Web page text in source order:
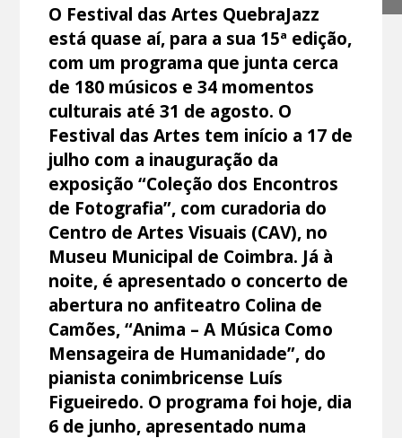
O Festival das Artes QuebraJazz
está quase aí, para a sua 15ª edição,
com um programa que junta cerca
de 180 músicos e 34 momentos
culturais até 31 de agosto. O
Festival das Artes tem início a 17 de
julho com a inauguração da
exposição “Coleção dos Encontros
de Fotografia”, com curadoria do
Centro de Artes Visuais (CAV), no
Museu Municipal de Coimbra. Já à
noite, é apresentado o concerto de
abertura no anfiteatro Colina de
Camões, “Anima – A Música Como
Mensageira de Humanidade”, do
pianista conimbricense Luís
Figueiredo. O programa foi hoje, dia
6 de junho, apresentado numa